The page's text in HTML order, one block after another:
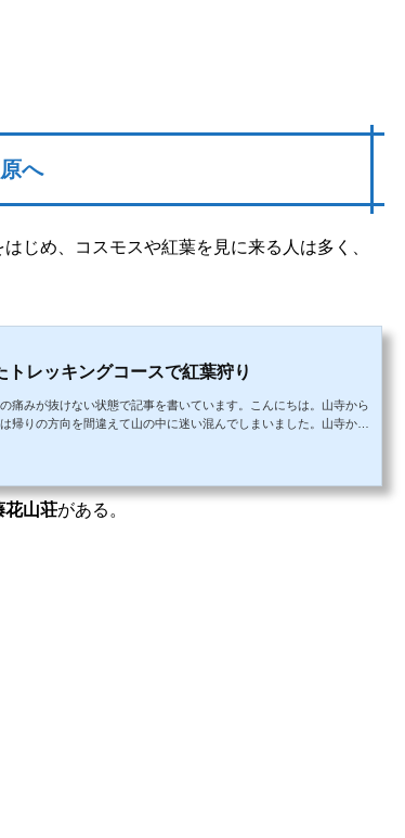
へ
じめ、コスモスや紅葉を見に来る人は多く、
レッキングコースで紅葉狩り
痛みが抜けない状態で記事を書いています。こんにちは。山寺から
帰りの方向を間違えて山の中に迷い混んでしまいました。山寺から
花山荘がある。